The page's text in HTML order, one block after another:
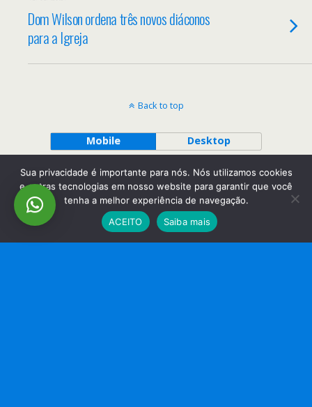
Dom Wilson ordena três novos diáconos
para a Igreja
Back to top
Mobile Desktop
Sua privacidade é importante para nós. Nós utilizamos cookies
e outras tecnologias em nosso website para garantir que você
tenha a melhor experiência de navegação.
ACEITO
Saiba mais